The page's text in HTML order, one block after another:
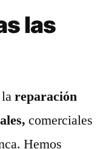
las
reparación
comerciales
Hemos